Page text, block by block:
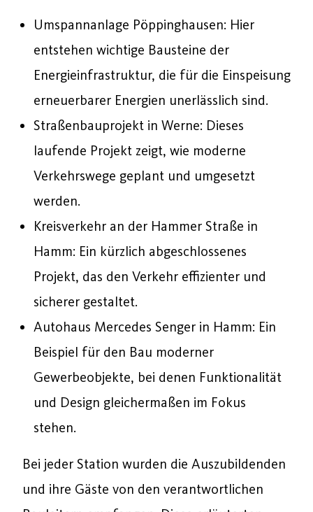
Umspannanlage Pöppinghausen: Hier
entstehen wichtige Bausteine der
Energieinfrastruktur, die für die Einspeisung
erneuerbarer Energien unerlässlich sind.
Straßenbauprojekt in Werne: Dieses
laufende Projekt zeigt, wie moderne
Verkehrswege geplant und umgesetzt
werden.
Kreisverkehr an der Hammer Straße in
Hamm: Ein kürzlich abgeschlossenes
Projekt, das den Verkehr effizienter und
sicherer gestaltet.
Autohaus Mercedes Senger in Hamm: Ein
Beispiel für den Bau moderner
Gewerbeobjekte, bei denen Funktionalität
und Design gleichermaßen im Fokus
stehen.
Bei jeder Station wurden die Auszubildenden
und ihre Gäste von den verantwortlichen